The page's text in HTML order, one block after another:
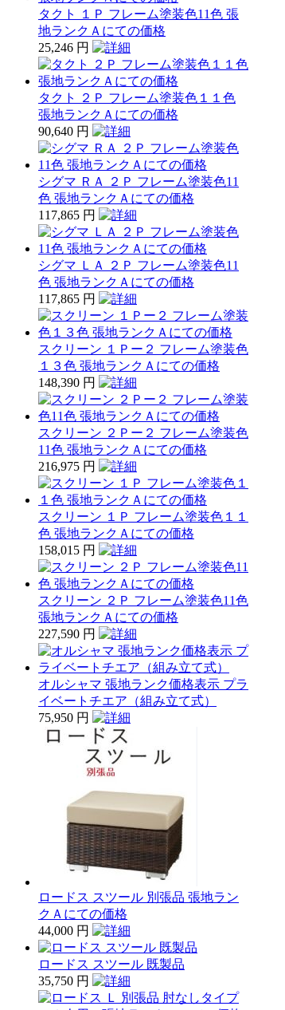
タクト １Ｐ フレーム塗装色11色 張
地ランクＡにての価格
25,246 円
タクト ２Ｐ フレーム塗装色１１色
張地ランクＡにての価格
90,640 円
シグマ ＲＡ ２Ｐ フレーム塗装色11
色 張地ランクＡにての価格
117,865 円
シグマ ＬＡ ２Ｐ フレーム塗装色11
色 張地ランクＡにての価格
117,865 円
スクリーン １Ｐー２ フレーム塗装色
１３色 張地ランクＡにての価格
148,390 円
スクリーン ２Ｐー２ フレーム塗装色
11色 張地ランクＡにての価格
216,975 円
スクリーン １Ｐ フレーム塗装色１１
色 張地ランクＡにての価格
158,015 円
スクリーン ２Ｐ フレーム塗装色11色
張地ランクＡにての価格
227,590 円
オルシャマ 張地ランク価格表示 プラ
イベートチエア（組み立て式）
75,950 円
ロードス スツール 別張品 張地ラン
クＡにての価格
44,000 円
ロードス スツール 既製品
35,750 円